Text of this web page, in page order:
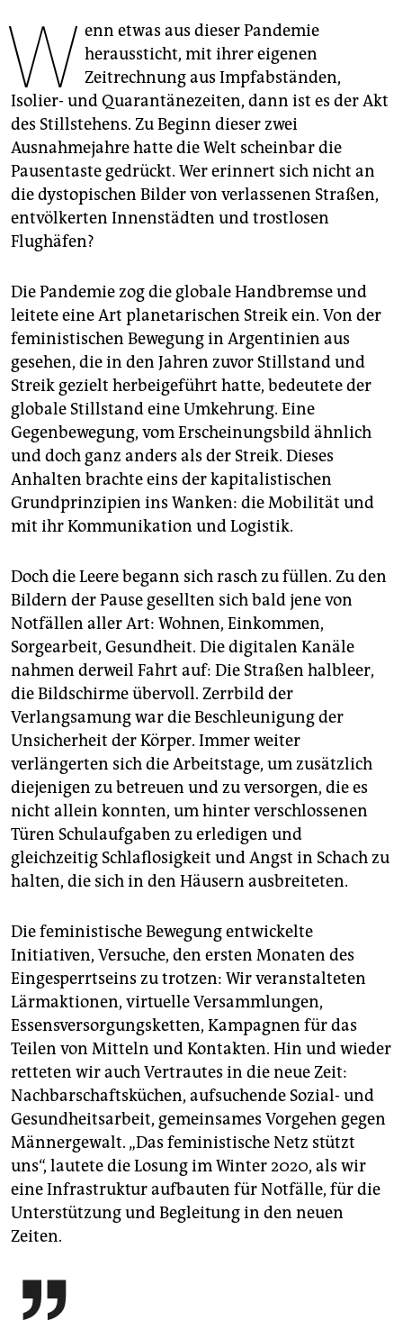
unterstützen
abo
genossenschaft
epaper login
W enn etwas aus dieser Pandemie
heraussticht, mit ihrer eigenen
Zeitrechnung aus Impfabständen,
Isolier- und Quarantänezeiten, dann ist es der Akt
des Stillstehens. Zu Beginn dieser zwei
Ausnahmejahre hatte die Welt scheinbar die
Pausentaste gedrückt. Wer erinnert sich nicht an
die dystopischen Bilder von verlassenen Straßen,
entvölkerten Innenstädten und trostlosen
Flughäfen?
Die Pandemie zog die globale Handbremse und
leitete eine Art planetarischen Streik ein. Von der
feministischen Bewegung in Argentinien aus
gesehen, die in den Jahren zuvor Stillstand und
Streik gezielt herbeigeführt hatte, bedeutete der
globale Stillstand eine Umkehrung. Eine
Gegenbewegung, vom Erscheinungsbild ähnlich
und doch ganz anders als der Streik. Dieses
Anhalten brachte eins der kapitalistischen
Grundprinzipien ins Wanken: die Mobilität und
mit ihr Kommunikation und Logistik.
Doch die Leere begann sich rasch zu füllen. Zu den
Bildern der Pause gesellten sich bald jene von
Notfällen aller Art: Wohnen, Einkommen,
Sorgearbeit, Gesundheit. Die digitalen Kanäle
nahmen derweil Fahrt auf: Die Straßen halbleer,
die Bildschirme übervoll. Zerrbild der
Verlangsamung war die Beschleunigung der
Unsicherheit der Körper. Immer weiter
verlängerten sich die Arbeitstage, um zusätzlich
diejenigen zu betreuen und zu versorgen, die es
nicht allein konnten, um hinter verschlossenen
Türen Schulaufgaben zu erledigen und
gleichzeitig Schlaflosigkeit und Angst in Schach zu
halten, die sich in den Häusern ausbreiteten.
Die feministische Bewegung entwickelte
Initiativen, Versuche, den ersten Monaten des
Eingesperrtseins zu trotzen: Wir veranstalteten
Lärmaktionen, virtuelle Versammlungen,
Essensversorgungsketten, Kampagnen für das
Teilen von Mitteln und Kontakten. Hin und wieder
retteten wir auch Vertrautes in die neue Zeit:
Nachbarschaftsküchen, aufsuchende Sozial- und
Gesundheitsarbeit, gemeinsames Vorgehen gegen
Männergewalt. „Das feministische Netz stützt
uns“, lautete die Losung im Winter 2020, als wir
eine Infrastruktur aufbauten für Notfälle, für die
Unterstützung und Begleitung in den neuen
Zeiten.
